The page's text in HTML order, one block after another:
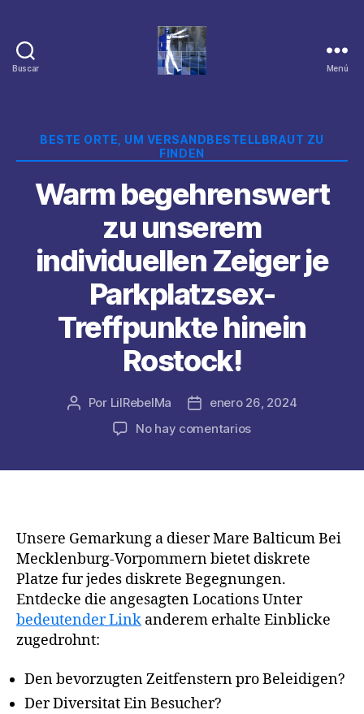
Buscar Menú
Categorías
BESTE ORTE, UM VERSANDBESTELLBRAUT ZU
FINDEN
Warm begehrenswert
zu unserem
individuellen Zeiger je
Parkplatzsex-
Treffpunkte hinein
Rostock!
Autor
Por LilRebelMa
Fechaenero 26, 2024
No hay comentariosen
Zeiger
je
Treffpunkte
hinein
Rostock!
Unsere Gemarkung a dieser Mare Balticum Bei
Mecklenburg-Vorpommern bietet diskrete
Platze fur jedes diskrete Begegnungen.
Entdecke die angesagten Locations Unter
bedeutender Link anderem erhalte Einblicke
zugedrohnt:
Den bevorzugten Zeitfenstern pro Beleidigen?
Der Diversitat Ein Besucher?